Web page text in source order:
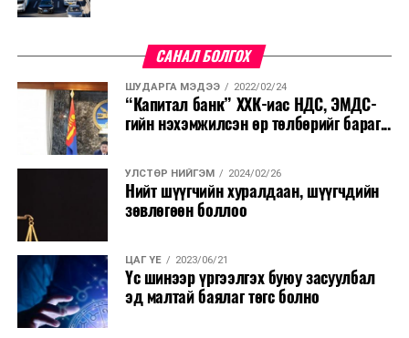
САНАЛ БОЛГОХ
ШУДАРГА МЭДЭЭ 2022/02/24
“Капитал банк” ХХК-иас НДС, ЭМДС-
гийн нэхэмжилсэн өр төлбөрийг бараг...
УЛСТӨР НИЙГЭМ 2024/02/26
Нийт шүүгчийн хуралдаан, шүүгчдийн
зөвлөгөөн боллоо
ЦАГ ҮЕ 2023/06/21
Үс шинээр үргээлгэх буюу засуулбал
эд малтай баялаг төгс болно